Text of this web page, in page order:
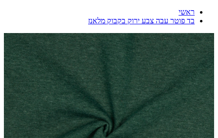
ראשי
בד פוטר עבה צבע ירוק בקבוק מלאנז